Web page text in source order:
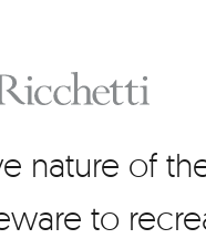
nature of
to